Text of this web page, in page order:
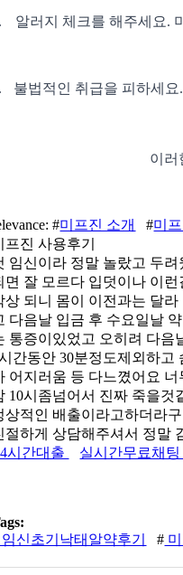
알러지 체크를 해주세요.
불법적인 취급을 피하세
이러
#미프진 소개 #미
프진 사용후기
임신이라 정말 놀랐고 두
면 잘 모르다 입덧이나 이
상 되니 몸이 이전과는 달
다음날 입금 후 수요일날
통증이있었고 오히려 다음
간동안 30분정도제외하
어지러움 등 다느꼈어요
10시좀넘어서 진짜 죽을
상적인 배출이라고하더라
절하게 상담해주셔서 정말
시간대출
실시간무료채
임­신초기낙­태알­약후기 #